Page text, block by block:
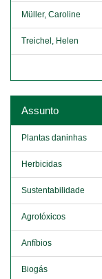
Müller, Caroline
Treichel, Helen
Assunto
Plantas daninhas
Herbicidas
Sustentabilidade
Agrotóxicos
Anfíbios
Biogás